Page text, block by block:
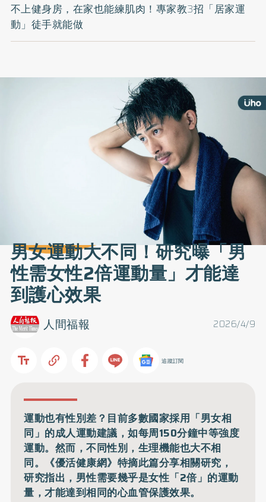
不上健身房，在家也能練肌肉！專家教3招「居家運
動」徒手就能做
男女運動大不同！研究曝「男
性需女性2倍運動量」才能達
到護心效果
2026/4/9
人間福報
追蹤訂閱
運動也有性別差？目前多數國家採用「男女相
同」的成人運動建議，如每周150分鐘中等強度
運動。然而，不同性別，生理機能也大不相
同。《優活健康網》特摘此篇分享相關研究，
研究指出，男性需要幾乎是女性「2倍」的運動
量，才能達到相同的心血管保護效果。